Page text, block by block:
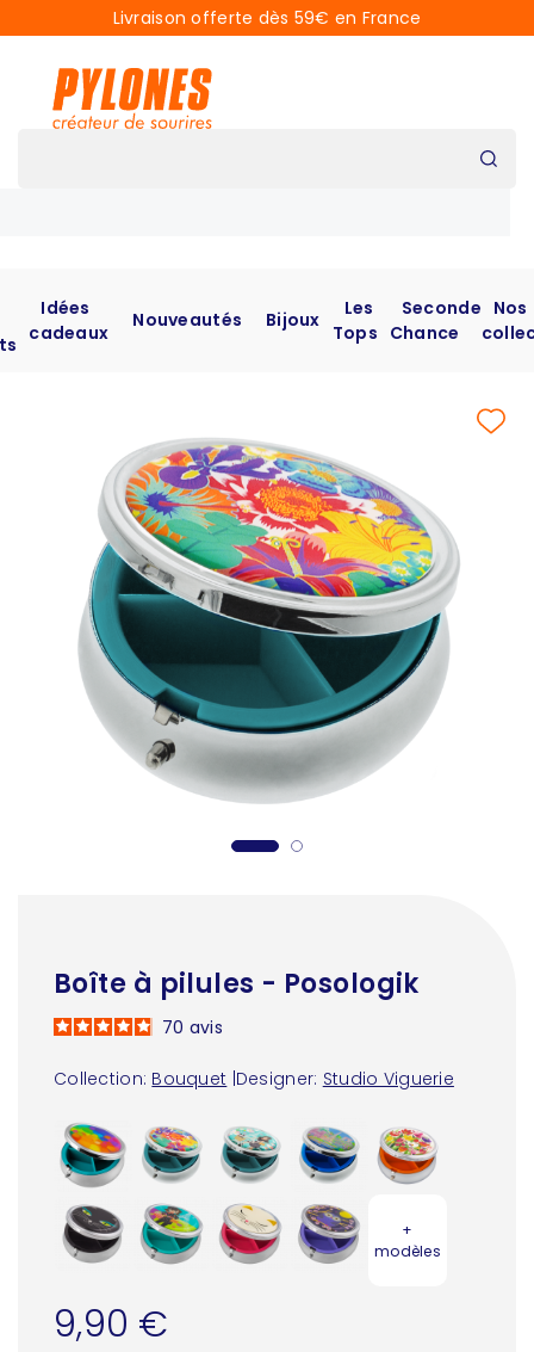
Livraison offerte dès 59€ en France
Idées
cadeaux
Nouveautés Bijoux
Les
Tops
Seconde
Chance
Nos
Boîte à pilules - Posologik
Collection: Bouquet Designer: Studio Viguerie
70 avis
+
modèles
9,90 €